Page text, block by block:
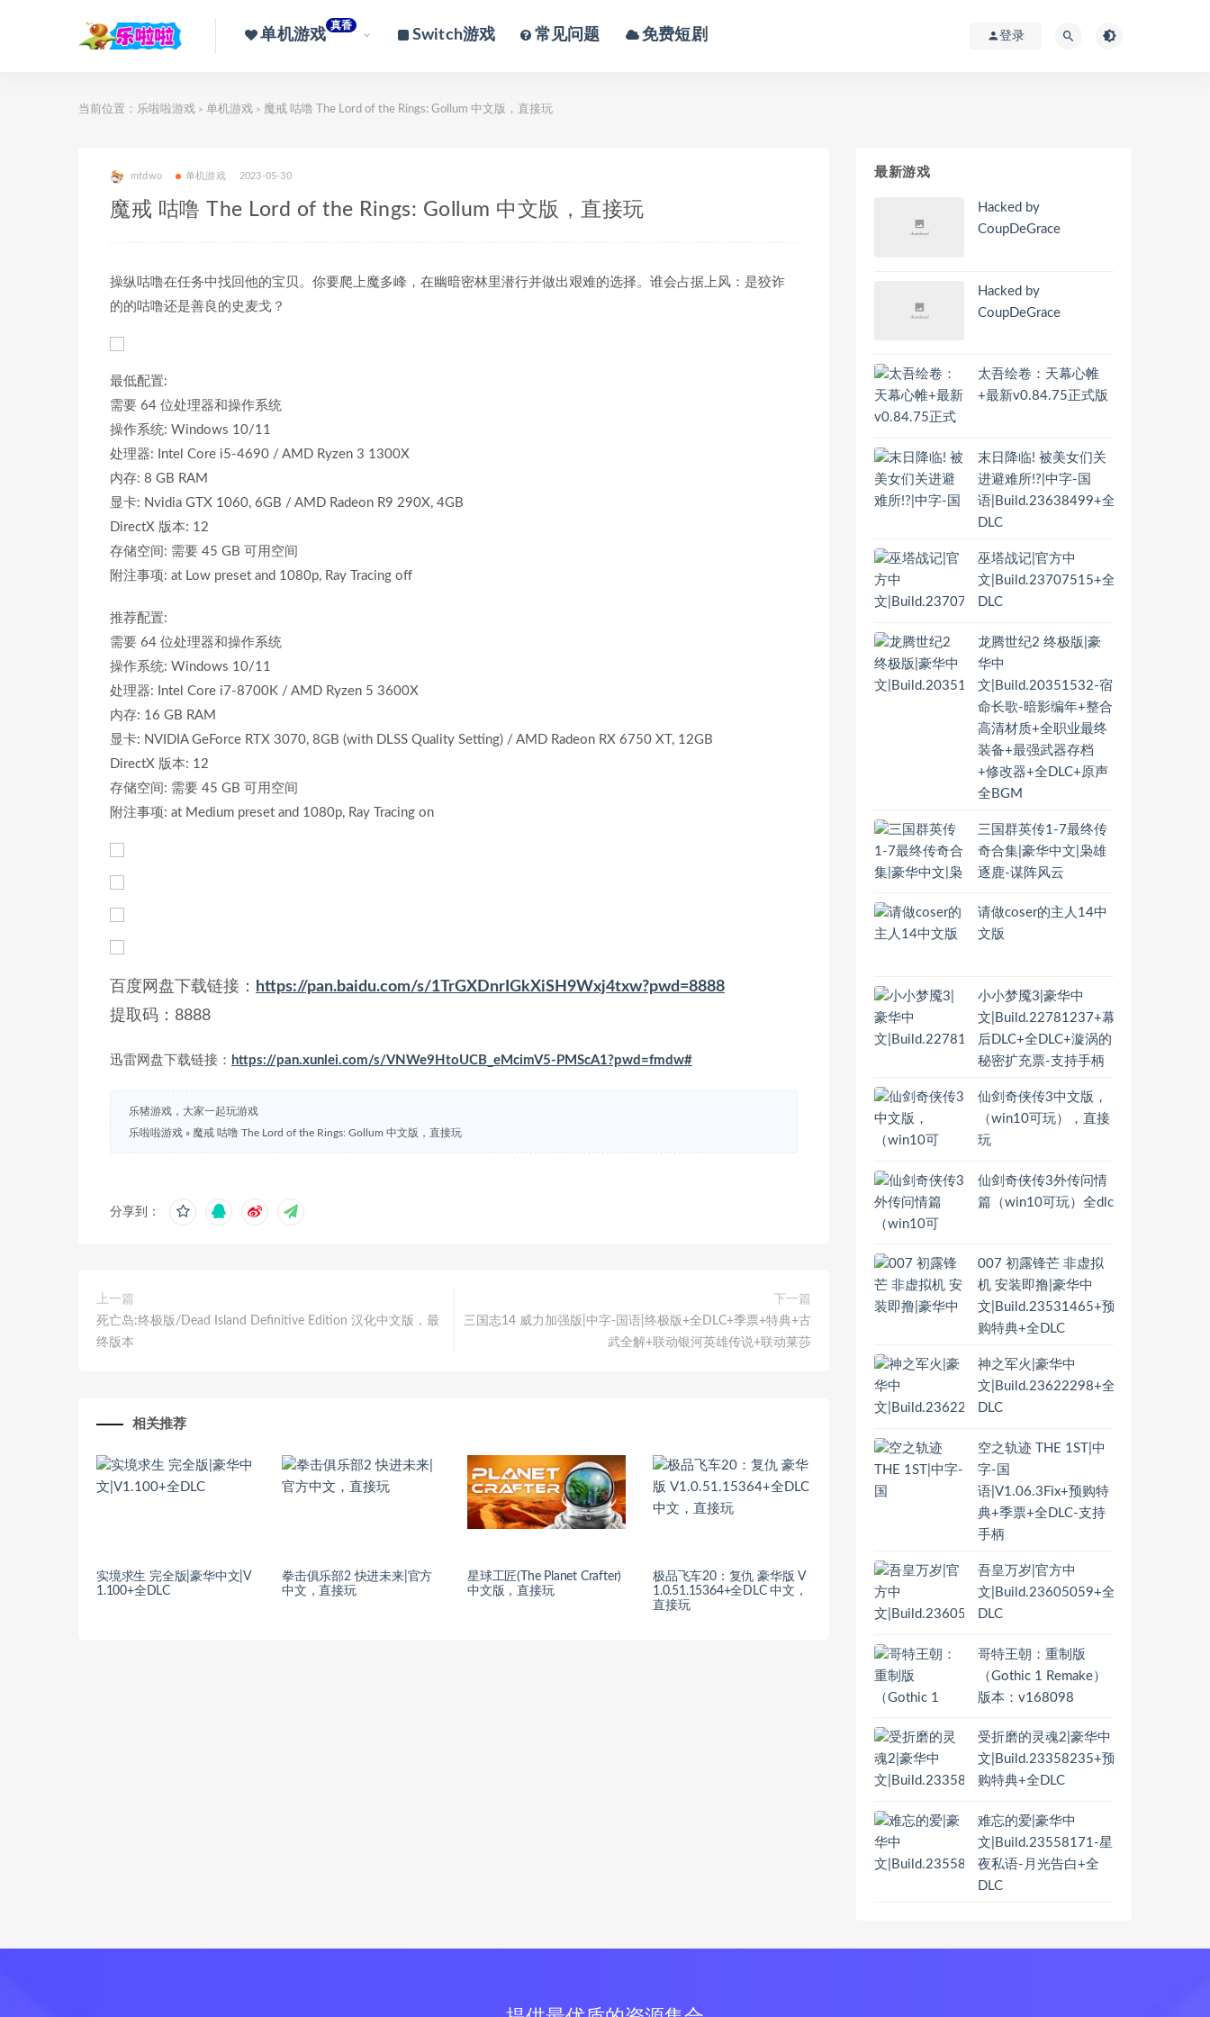
单机游戏
真香
Switch游戏 常见问题 免费短剧 登录
当前位置： 乐啦啦游戏 > 单机游戏 > 魔戒 咕噜 The Lord of the Rings: Gollum 中文版，直接玩
mtdwo 单机游戏 2023-05-30
魔戒 咕噜 The Lord of the Rings: Gollum 中文版，直接玩
操纵咕噜在任务中找回他的宝贝。你要爬上魔多峰，在幽暗密林里潜行并做出艰难的选择。谁会占据上风：是狡诈
的的咕噜还是善良的史麦戈？
最低配置:
需要 64 位处理器和操作系统
操作系统: Windows 10/11
处理器: Intel Core i5-4690 / AMD Ryzen 3 1300X
内存: 8 GB RAM
显卡: Nvidia GTX 1060, 6GB / AMD Radeon R9 290X, 4GB
DirectX 版本: 12
存储空间: 需要 45 GB 可用空间
附注事项: at Low preset and 1080p, Ray Tracing off
推荐配置:
需要 64 位处理器和操作系统
操作系统: Windows 10/11
处理器: Intel Core i7-8700K / AMD Ryzen 5 3600X
内存: 16 GB RAM
显卡: NVIDIA GeForce RTX 3070, 8GB (with DLSS Quality Setting) / AMD Radeon RX 6750 XT, 12GB
DirectX 版本: 12
存储空间: 需要 45 GB 可用空间
附注事项: at Medium preset and 1080p, Ray Tracing on
百度网盘下载链接：
https://pan.baidu.com/s/1TrGXDnrIGkXiSH9Wxj4txw?pwd=8888
提取码：8888
迅雷网盘下载链接： https://pan.xunlei.com/s/VNWe9HtoUCB_eMcimV5-PMScA1?pwd=fmdw#
乐猪游戏，大家一起玩游戏
乐啦啦游戏 » 魔戒 咕噜 The Lord of the Rings: Gollum 中文版，直接玩
分享到：
上一篇
死亡岛:终极版/Dead Island Definitive Edition 汉化中文版，最
终版本
下一篇
三国志14 威力加强版|中字-国语|终极版+全DLC+季票+特典+古
武全解+联动银河英雄传说+联动莱莎
相关推荐
实境求生 完全版|豪华中文|V
1.100+全DLC
拳击俱乐部2 快进未来|官方
中文，直接玩
星球工匠(The Planet Crafter)
中文版，直接玩
极品飞车20：复仇 豪华版 V
1.0.51.15364+全DLC 中文，
直接玩
最新游戏
Hacked by
CoupDeGrace
Hacked by
CoupDeGrace
太吾绘卷：天幕心帷
+最新v0.84.75正式版
末日降临! 被美女们关
进避难所!?|中字-国
语|Build.23638499+全
DLC
巫塔战记|官方中
文|Build.23707515+全
DLC
龙腾世纪2 终极版|豪
华中
文|Build.20351532-宿
命长歌-暗影编年+整合
高清材质+全职业最终
装备+最强武器存档
+修改器+全DLC+原声
全BGM
三国群英传1-7最终传
奇合集|豪华中文|枭雄
逐鹿-谋阵风云
请做coser的主人14中
文版
小小梦魇3|豪华中
文|Build.22781237+幕
后DLC+全DLC+漩涡的
秘密扩充票-支持手柄
仙剑奇侠传3中文版，
（win10可玩），直接
玩
仙剑奇侠传3外传问情
篇（win10可玩）全dlc
007 初露锋芒 非虚拟
机 安装即撸|豪华中
文|Build.23531465+预
购特典+全DLC
神之军火|豪华中
文|Build.23622298+全
DLC
空之轨迹 THE 1ST|中
字-国
语|V1.06.3Fix+预购特
典+季票+全DLC-支持
手柄
吾皇万岁|官方中
文|Build.23605059+全
DLC
哥特王朝：重制版
（Gothic 1 Remake）
版本：v168098
受折磨的灵魂2|豪华中
文|Build.23358235+预
购特典+全DLC
难忘的爱|豪华中
文|Build.23558171-星
夜私语-月光告白+全
DLC